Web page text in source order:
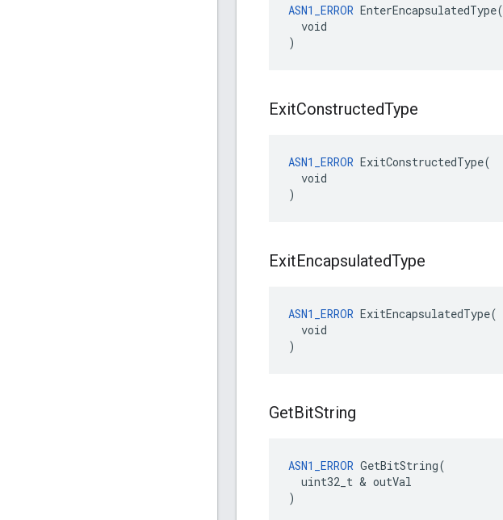
ASN1_ERROR EnterEncapsulatedType(
  void
)
ExitConstructedType
ASN1_ERROR ExitConstructedType(
  void
)
ExitEncapsulatedType
ASN1_ERROR ExitEncapsulatedType(
  void
)
GetBitString
ASN1_ERROR GetBitString(
  uint32_t & outVal
)